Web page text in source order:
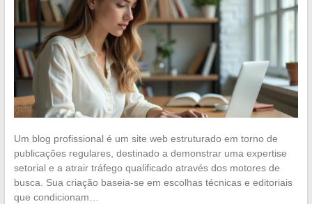
Um blog profissional é um site web estruturado em torno de
publicações regulares, destinado a demonstrar uma expertise
setorial e a atrair tráfego qualificado através dos motores de
busca. Sua criação baseia-se em escolhas técnicas e editoriais
que condicionam…